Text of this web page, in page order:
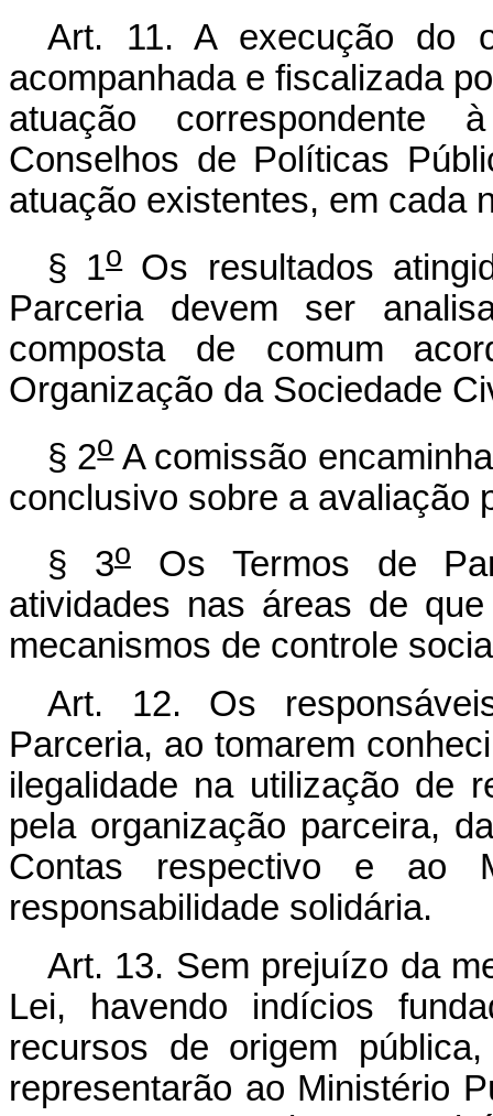
Art. 11. A execução do
acompanhada e fiscalizada
atuação correspondente
Conselhos de Políticas
atuação existentes, em cada
§ 1oOs resultados
Parceria devem ser
composta de comum
Organização da Sociedade
§ 2oA comissão
conclusivo sobre a avaliação
§ 3oOs Termos de
atividades nas áreas de
mecanismos de controle
Art. 12. Os
Parceria, ao tomarem
ilegalidade na utilização de
pela organização parceira,
Contas respectivo e ao
responsabilidade solidária.
Art. 13. Sem prejuízo da
Lei, havendo indícios
recursos de origem
representarão ao Ministério